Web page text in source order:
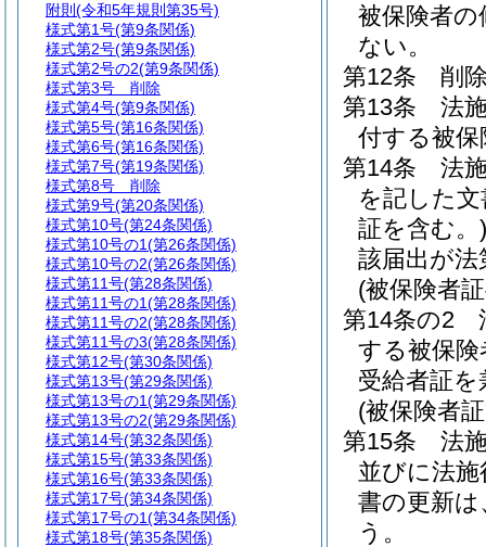
被保険者
ない。
第12条
削
第13条
法
付する被
第14条
法
を記した
証を含む。)
該届出が
(被保険者
第14条の2
する被保
受給者証
(被保険者
第15条
法
並びに法
書の更新
う。
附則 (令和5年規則第35号)
様式第1号(第9条関係)
様式第2号(第9条関係)
様式第2号の2(第9条関係)
様式第3号 削除
様式第4号(第9条関係)
様式第5号(第16条関係)
様式第6号(第16条関係)
様式第7号(第19条関係)
様式第8号 削除
様式第9号(第20条関係)
様式第10号(第24条関係)
様式第10号の1(第26条関係)
様式第10号の2(第26条関係)
様式第11号(第28条関係)
様式第11号の1(第28条関係)
様式第11号の2(第28条関係)
様式第11号の3(第28条関係)
様式第12号(第30条関係)
様式第13号(第29条関係)
様式第13号の1(第29条関係)
様式第13号の2(第29条関係)
様式第14号(第32条関係)
様式第15号(第33条関係)
様式第16号(第33条関係)
様式第17号(第34条関係)
様式第17号の1(第34条関係)
様式第18号(第35条関係)